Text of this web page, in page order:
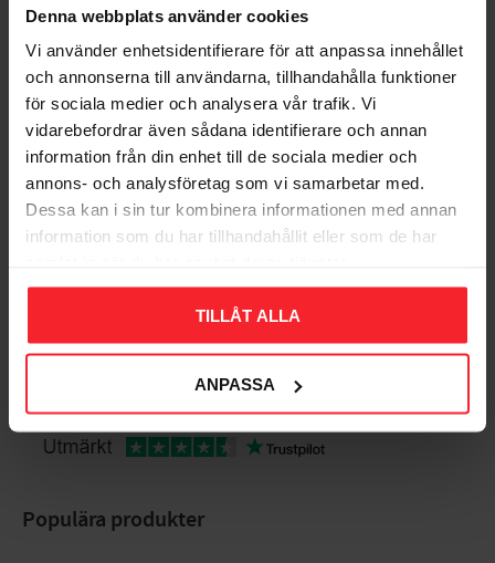
Denna webbplats använder cookies
Vi använder enhetsidentifierare för att anpassa innehållet
och annonserna till användarna, tillhandahålla funktioner
för sociala medier och analysera vår trafik. Vi
vidarebefordrar även sådana identifierare och annan
information från din enhet till de sociala medier och
annons- och analysföretag som vi samarbetar med.
Dessa kan i sin tur kombinera informationen med annan
information som du har tillhandahållit eller som de har
TILLÅT ALLA
ANPASSA
Bedømmelser
Dig
Bliv den første, der giver en bedømmelse.
Populära produkter